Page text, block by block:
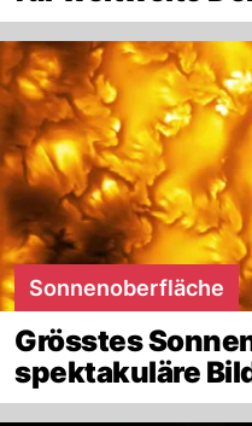
Sonnenoberfläche
Grösstes
spektakuläre